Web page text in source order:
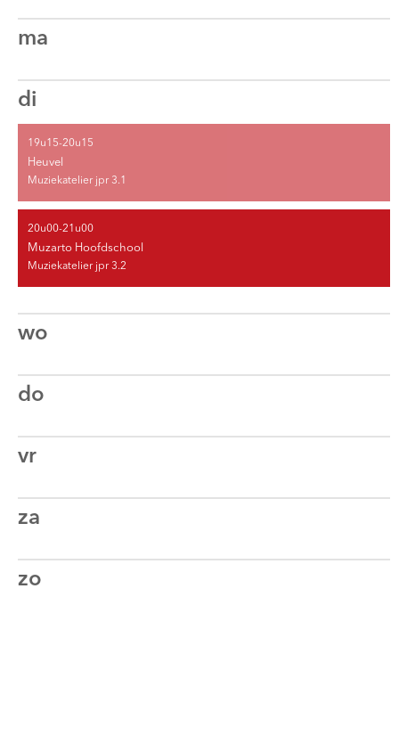
ma
di
19u15-20u15
Heuvel
Muziekatelier jpr 3.1
20u00-21u00
Muzarto Hoofdschool
Muziekatelier jpr 3.2
wo
do
vr
za
zo